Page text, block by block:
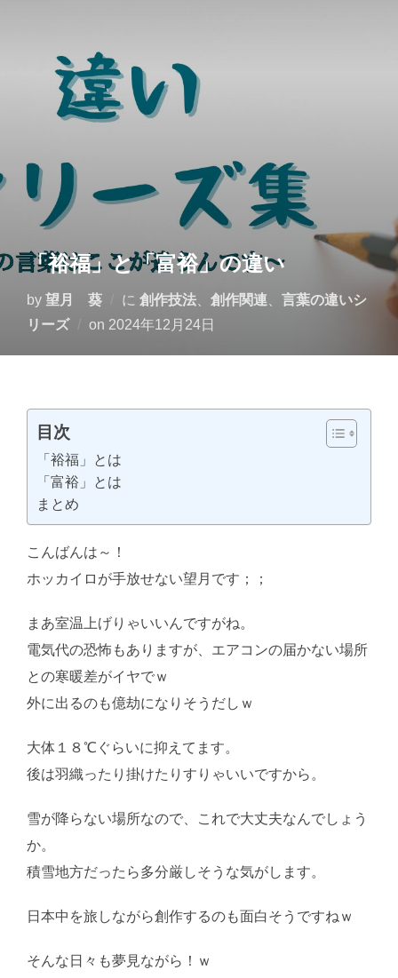
キ
「裕福」と「富裕」の違い
by 望月 葵 に 創作技法 創作関連
言葉の違いシ
リーズ
on 投
2024年12月24日
目次
「裕福」とは
「富裕」とは
まとめ
こんばんは～！
ホッカイロが手放せない望月です；；
まあ室温上げりゃいいんですがね。
電気代の恐怖もありますが、エアコンの届かない場所
との寒暖差がイヤでｗ
外に出るのも億劫になりそうだしｗ
大体１８℃ぐらいに抑えてます。
後は羽織ったり掛けたりすりゃいいですから。
雪が降らない場所なので、これで大丈夫なんでしょう
か。
積雪地方だったら多分厳しそうな気がします。
日本中を旅しながら創作するのも面白そうですねｗ
そんな日々も夢見ながら！ｗ